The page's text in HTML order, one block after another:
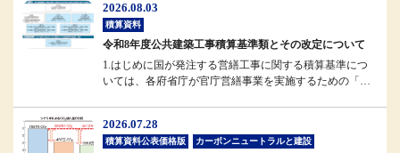
2026.08.03
積算資料
令和8年度公共建築工事積算基準類とその改定について
1.はじめに国が発注する営繕工事に関する積算基準につ
いては、各府省庁が官庁営繕事業を実施するための「統
2026.07.28
積算資料公表価格版 カーボンニュートラルと建設